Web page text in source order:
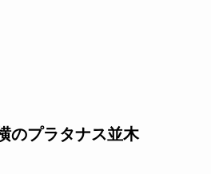
のプラタナス並木